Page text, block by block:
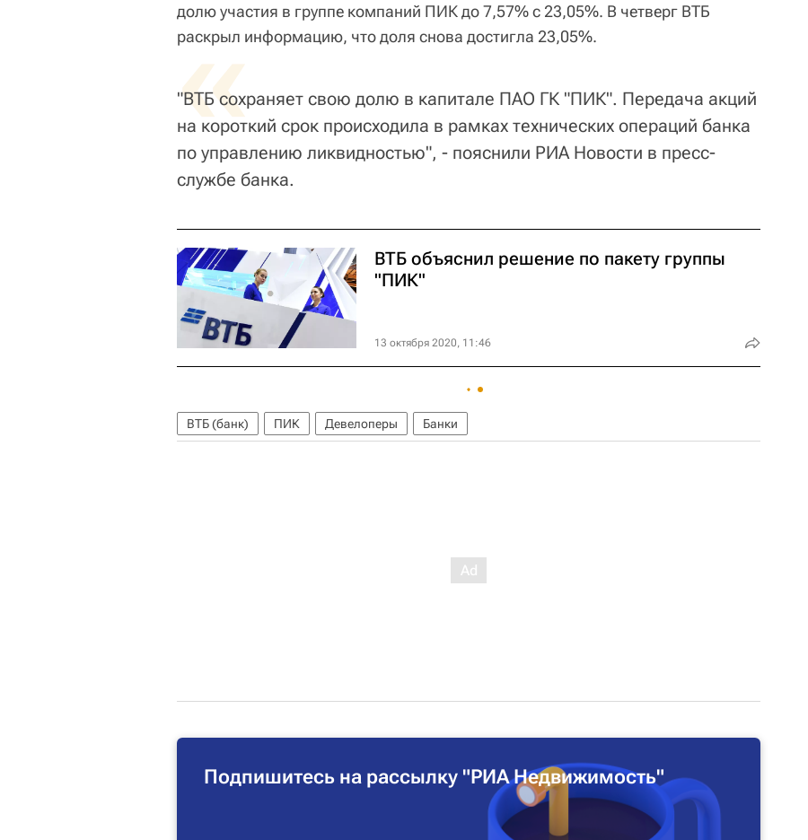
долю участия в группе компаний ПИК до 7,57% с 23,05%. В четверг ВТБ
раскрыл информацию, что доля снова достигла 23,05%.
«
"ВТБ сохраняет свою долю в капитале ПАО ГК "ПИК". Передача акций
на короткий срок происходила в рамках технических операций банка
по управлению ликвидностью", - пояснили РИА Новости в пресс-
службе банка.
ВТБ объяснил решение по пакету группы
"ПИК"
13 октября 2020, 11:46
ВТБ (банк) ПИК Девелоперы Банки
Подпишитесь на рассылку "РИА Недвижимость"